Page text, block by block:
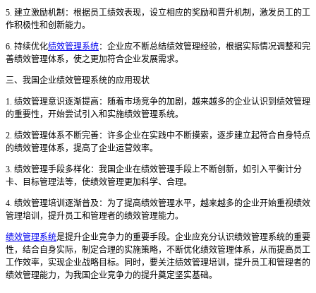
5. 建立激励机制：根据员工绩效表现，设立相应的奖励和晋升机制，激发员工的工
作积极性和创新能力。
6. 持续优化绩效管理系统：企业应不断总结绩效管理经验，根据实际情况调整和完
善绩效管理体系，使之更加符合企业发展需求。
三、我国企业绩效管理系统的应用现状
1. 绩效管理意识逐渐提高：随着市场竞争的加剧，越来越多的企业认识到绩效管理
的重要性，开始尝试引入和实施绩效管理系统。
2. 绩效管理体系不断完善：许多企业在实践中不断摸索，逐步建立起符合自身特点
的绩效管理体系，提高了企业运营效率。
3. 绩效管理手段多样化：我国企业在绩效管理手段上不断创新，如引入平衡计分
卡、目标管理法等，使绩效管理更加科学、合理。
4. 绩效管理培训逐渐普及：为了提高绩效管理水平，越来越多的企业开始重视绩效
管理培训，提升员工和管理者的绩效管理能力。
绩效管理系统是提升企业竞争力的重要手段。企业应充分认识绩效管理系统的重要
性，结合自身实际，制定合理的实施策略，不断优化绩效管理体系，从而提高员工
工作效率，实现企业战略目标。同时，要关注绩效管理培训，提升员工和管理者的
绩效管理能力，为我国企业竞争力的提升奠定坚实基础。